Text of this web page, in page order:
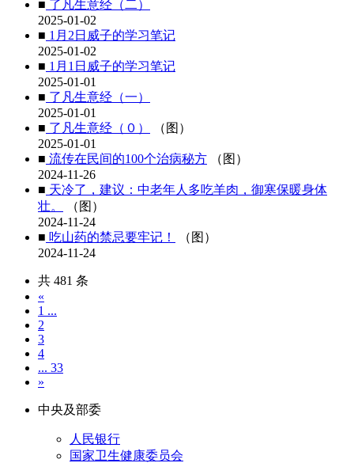
■ 了凡生意经（二）
2025-01-02
■ 1月2日威子的学习笔记
2025-01-02
■ 1月1日威子的学习笔记
2025-01-01
■ 了凡生意经（一）
2025-01-01
■ 了凡生意经（０）
（图）
2025-01-01
■ 流传在民间的100个治病秘方
（图）
2024-11-26
■ 天冷了，建议：中老年人多吃羊肉，御寒保暖身体
壮。
（图）
2024-11-24
■ 吃山药的禁忌要牢记！
（图）
2024-11-24
共 481 条
«
1 ...
2
3
4
... 33
»
中央及部委
人民银行
国家卫生健康委员会